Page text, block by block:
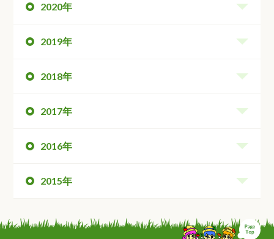
2020年
2019年
2018年
2017年
2016年
2015年
ペ